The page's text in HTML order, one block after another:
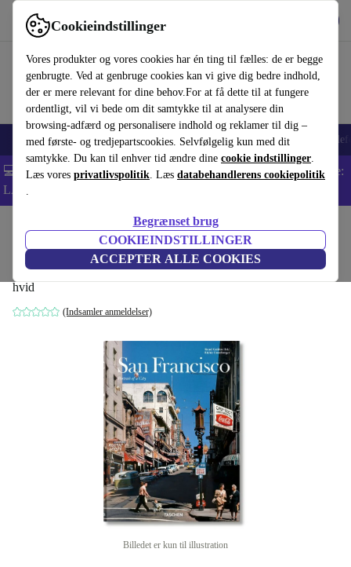
Cookieindstillinger
Vores produkter og vores cookies har én ting til fælles: de er begge
genbrugte. Ved at genbruge cookies kan vi give dig bedre indhold,
der er mere relevant for dine behov.For at få dette til at fungere
ordentligt, vil vi bede om dit samtykke til at analysere din
browsing-adfærd og personalisere indhold og reklamer til dig –
med første- og tredjepartscookies. Selvfølgelig kun med dit
samtykke. Du kan til enhver tid ændre dine cookie indstillinger.
Læs vores privatlivspolitik. Læs databehandlerens cookiepolitik
.
Begrænset brug
COOKIEINDSTILLINGER
ACCEPTER ALLE COOKIES
Brug refurbed hurtigt og nemt
Smartphones Bærbare Tablets Smartwatches Tilbehør
💻 Ekstra 5% rabat på alle MacBooks og bærbare computere - Kode:
LAPTOP5 -
Husholdning Møbler
San Francisco. Portrait of a City
hvid
(Indsamler anmeldelser)
Billedet er kun til illustration